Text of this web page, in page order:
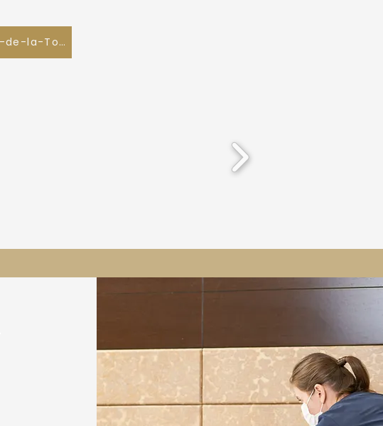
Mettre sa villa/maison en location à Le Plan-de-la-Tour